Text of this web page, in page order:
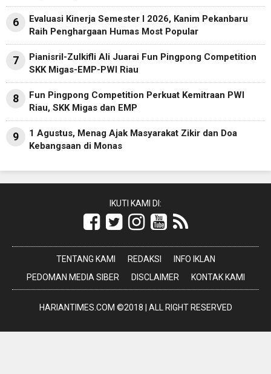
6
Evaluasi Kinerja Semester I 2026, Kanim Pekanbaru
Raih Penghargaan Humas Most Popular
7
Pianisril-Zulkifli Ali Juarai Fun Pingpong Competition
SKK Migas-EMP-PWI Riau
8
Fun Pingpong Competition Perkuat Kemitraan PWI
Riau, SKK Migas dan EMP
9
1 Agustus, Menag Ajak Masyarakat Zikir dan Doa
Kebangsaan di Monas
IKUTI KAMI DI:
TENTANG KAMI REDAKSI
INFO IKLAN
PEDOMAN MEDIA SIBER
DISCLAIMER KONTAK KAMI
HARIANTIMES.COM ©2018 | ALL RIGHT RESERVED